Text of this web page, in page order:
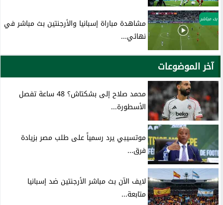
بث مباشر
مشاهدة مباراة إسبانيا والأرجنتين بث مباشر في
نهائي...
آخر الموضوعات
محمد صلاح إلى بشكتاش؟ 48 ساعة تفصل
الأسطورة...
موتسيبي يرد رسمياً على طلب مصر بزيادة
فرق...
لايف الآن بث مباشر الأرجنتين ضد إسبانيا
متابعة...